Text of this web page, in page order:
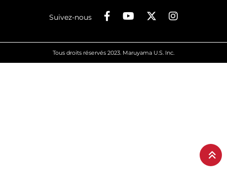
Suivez-nous
Tous droits réservés 2023. Maruyama U.S. Inc.